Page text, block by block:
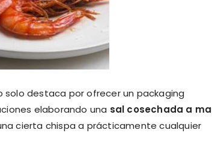
destaca por ofrecer un packaging
elaborando una sal cosechada a
cierta chispa a prácticamente cualquier